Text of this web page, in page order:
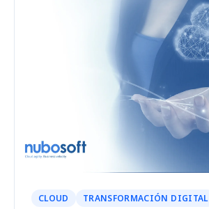
CLOUD TRANSFORMACIÓN DIGITAL